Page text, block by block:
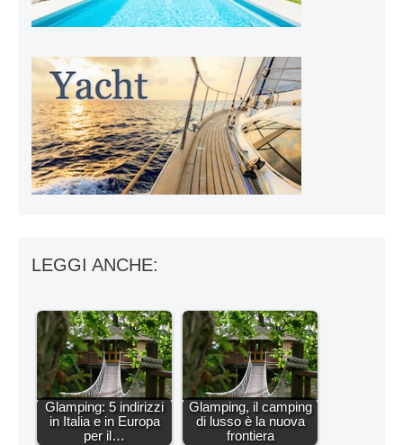
LEGGI ANCHE:
Glamping: 5 indirizzi
in Italia e in Europa
per il…
Glamping, il camping
di lusso è la nuova
frontiera